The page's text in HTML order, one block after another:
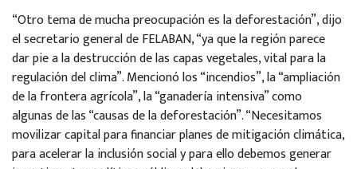
“Otro tema de mucha preocupación es la deforestación”, dijo
el secretario general de FELABAN, “ya que la región parece
dar pie a la destrucción de las capas vegetales, vital para la
regulación del clima”. Mencionó los “incendios”, la “ampliación
de la frontera agrícola”, la “ganadería intensiva” como
algunas de las “causas de la deforestación”. “Necesitamos
movilizar capital para financiar planes de mitigación climática,
para acelerar la inclusión social y para ello debemos generar